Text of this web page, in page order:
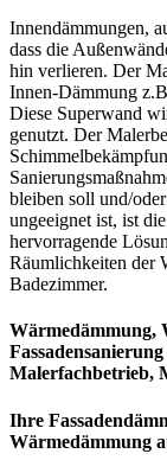
Innendämmungen,
dass die
hin verlieren. Der
Innen-Dämmung
Diese Superwand
genutzt. Der
bleiben soll und/
ungeeignet ist, ist
hervorragende
Räumlichkeiten der
Badezimmer.
Wärmedämmung,
Fassadensanierung
Malerfachbetrieb,
Ihre
Wärmedämmung